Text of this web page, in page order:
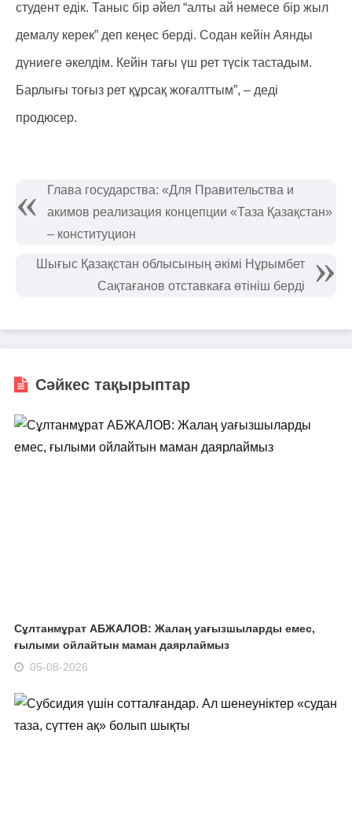
студент едік. Таныс бір әйел “алты ай немесе бір жыл
демалу керек” деп кеңес берді. Содан кейін Аянды
дүниеге әкелдім. Кейін тағы үш рет түсік тастадым.
Барлығы тоғыз рет құрсақ жоғалттым”, – деді
продюсер.
️Глава государства: «Для Правительства и
акимов реализация концепции «Таза Қазақстан»
– конституцион
Шығыс Қазақстан облысының әкімі Нұрымбет
Сақтағанов отставкаға өтініш берді
Сәйкес тақырыптар
Сұлтанмұрат АБЖАЛОВ: Жалаң уағызшыларды емес,
ғылыми ойлайтын маман даярлаймыз
05-08-2026